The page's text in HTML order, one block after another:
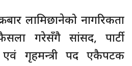
लामिछानेको नागरिकता
गरेसँगै सांसद, पार्टी
एवं गृहमन्त्री पद एकैपटक